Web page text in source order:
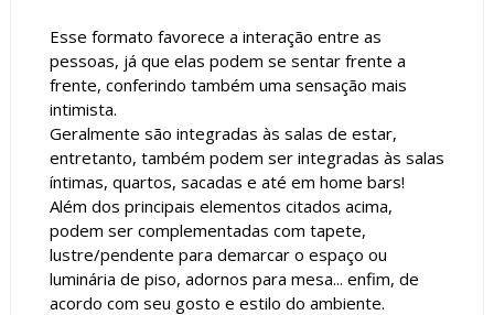
Esse formato favorece a interação entre as
pessoas, já que elas podem se sentar frente a
frente, conferindo também uma sensação mais
intimista.
Geralmente são integradas às salas de estar,
entretanto, também podem ser integradas às salas
íntimas, quartos, sacadas e até em home bars!
Além dos principais elementos citados acima,
podem ser complementadas com tapete,
lustre/pendente para demarcar o espaço ou
luminária de piso, adornos para mesa... enfim, de
acordo com seu gosto e estilo do ambiente.